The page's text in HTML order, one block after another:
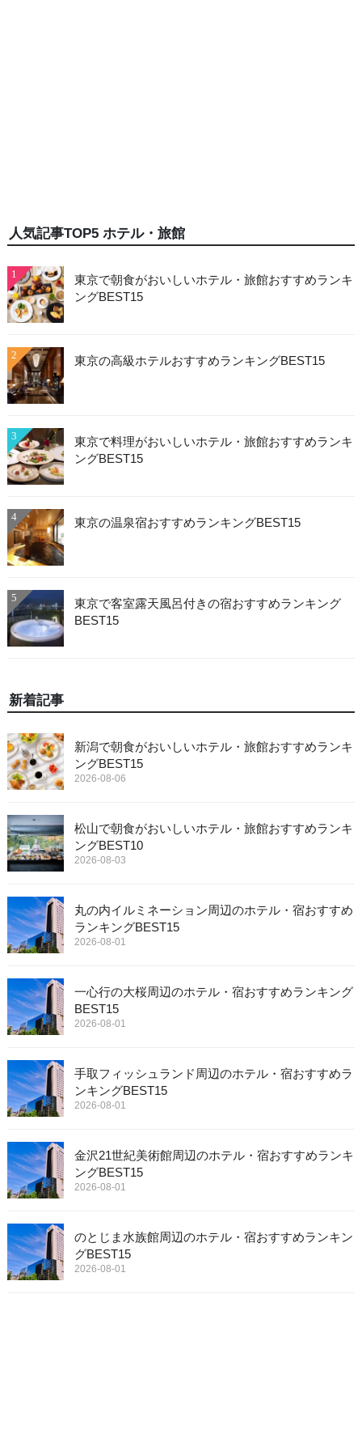
人気記事TOP5 ホテル・旅館
1
東京で朝食がおいしいホテル・旅館おすすめランキ
ングBEST15
2 東京の高級ホテルおすすめランキングBEST15
3
東京で料理がおいしいホテル・旅館おすすめランキ
ングBEST15
4 東京の温泉宿おすすめランキングBEST15
5
東京で客室露天風呂付きの宿おすすめランキング
BEST15
新着記事
新潟で朝食がおいしいホテル・旅館おすすめランキ
ングBEST15
2026-08-06
松山で朝食がおいしいホテル・旅館おすすめランキ
ングBEST10
2026-08-03
丸の内イルミネーション周辺のホテル・宿おすすめ
ランキングBEST15
2026-08-01
一心行の大桜周辺のホテル・宿おすすめランキング
BEST15
2026-08-01
手取フィッシュランド周辺のホテル・宿おすすめラ
ンキングBEST15
2026-08-01
金沢21世紀美術館周辺のホテル・宿おすすめランキ
ングBEST15
2026-08-01
のとじま水族館周辺のホテル・宿おすすめランキン
グBEST15
2026-08-01